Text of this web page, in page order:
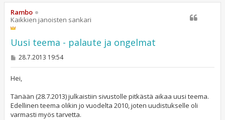
Rambo
Kaikkien janoisten sankari
Uusi teema - palaute ja ongelmat
V
s
28.7.2013 19:54
Hei,
Tänään (28.7.2013) julkaistiin sivustolle pitkästä aikaa uusi teema.
Edellinen teema olikin jo vuodelta 2010, joten uudistukselle oli
varmasti myös tarvetta.